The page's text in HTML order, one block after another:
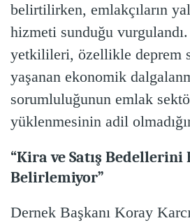
belirtilirken, emlakçıların
hizmeti sunduğu
yetkilileri, özellikle deprem
yaşanan ekonomik
sorumluluğunun emlak
yüklenmesinin adil
“Kira ve Satış Bedellerini
Belirlemiyor”
Dernek Başkanı Koray